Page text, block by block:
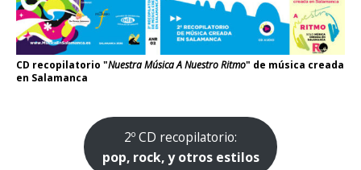
CD recopilatorio "Nuestra Música A Nuestro Ritmo" de música creada
en Salamanca
2º CD recopilatorio:
pop, rock, y otros estilos